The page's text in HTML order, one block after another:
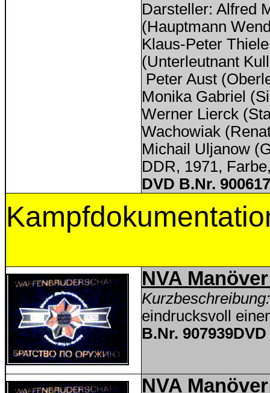
Darsteller: Alfred
(Hauptmann
Klaus-Peter
(Unterleutnant
Peter Aust
Monika Gabriel
Werner Lierck
Wachowiak
Michail Uljanow
DDR, 1971,
DVD B.Nr.
NVA
eindrucksvoll
B.Nr.
NVA